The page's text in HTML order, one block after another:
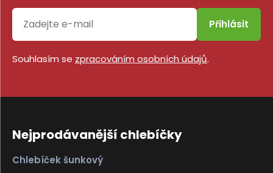
Přihlásit
Souhlasím se zpracováním osobních údajů.
Nejprodávanější chlebíčky
Chlebíček šunkový